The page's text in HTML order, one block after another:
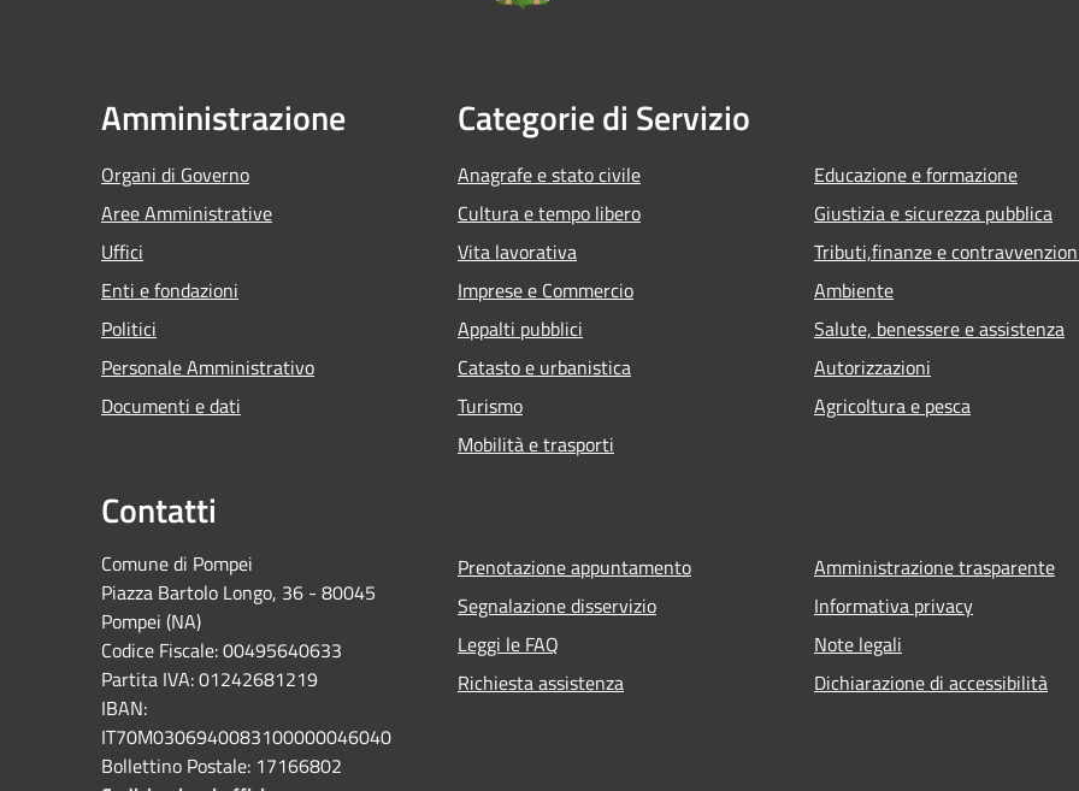
Amministrazione
Organi di Governo
Aree Amministrative
Uffici
Enti e fondazioni
Politici
Personale Amministrativo
Documenti e dati
Categorie di Servizio
Anagrafe e stato civile
Cultura e tempo libero
Vita lavorativa
Imprese e Commercio
Appalti pubblici
Catasto e urbanistica
Turismo
Mobilità e trasporti
Educazione e formazione
Giustizia e sicurezza pubblica
Tributi,finanze e
Ambiente
Salute, benessere e assistenza
Autorizzazioni
Agricoltura e pesca
Contatti
Comune di Pompei
Piazza Bartolo Longo, 36 - 80045
Pompei (NA)
Codice Fiscale: 00495640633
Partita IVA: 01242681219
IBAN:
IT70M0306940083100000046040
Bollettino Postale: 17166802
Prenotazione appuntamento
Segnalazione disservizio
Leggi le FAQ
Richiesta assistenza
Amministrazione trasparente
Informativa privacy
Note legali
Dichiarazione di accessibilità